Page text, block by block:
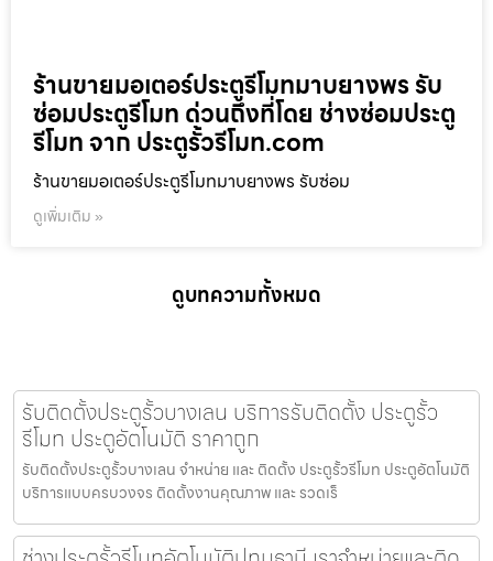
ร้านขายมอเตอร์ประตูรีโมทมาบยางพร รับ
ซ่อมประตูรีโมท ด่วนถึงที่โดย ช่างซ่อมประตู
รีโมท จาก ประตูรั้วรีโมท.com
ร้านขายมอเตอร์ประตูรีโมทมาบยางพร รับซ่อม
ดูเพิ่มเติม »
ดูบทความทั้งหมด
รับติดตั้งประตูรั้วบางเลน บริการรับติดตั้ง ประตูรั้ว
รีโมท ประตูอัตโนมัติ ราคาถูก
รับติดตั้งประตูรั้วบางเลน จำหน่าย และ ติดตั้ง ประตูรั้วรีโมท ประตูอัตโนมัติ
บริการแบบครบวงจร ติดตั้งงานคุณภาพ และ รวดเร็